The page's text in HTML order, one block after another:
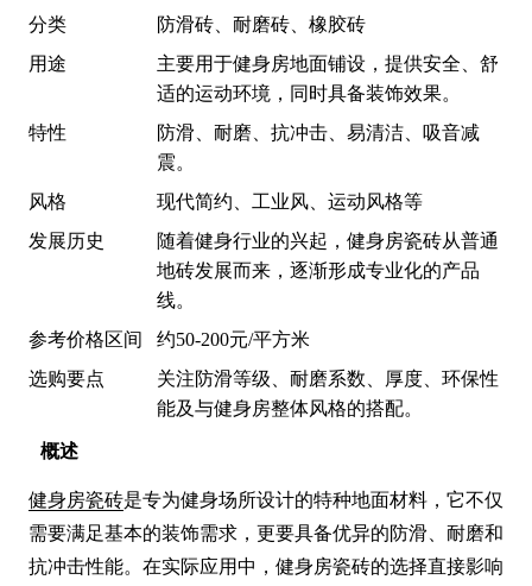
概述
健身房瓷砖是专为健身场所设计的特种地面材料，它不仅
需要满足基本的装饰需求，更要具备优异的防滑、耐磨和
抗冲击性能。在实际应用中，健身房瓷砖的选择直接影响
分类
防滑砖、耐磨砖、橡胶砖
用途
主要用于健身房地面铺设，提供安全、舒
适的运动环境，同时具备装饰效果。
特性
防滑、耐磨、抗冲击、易清洁、吸音减
震。
风格
现代简约、工业风、运动风格等
发展历史
随着健身行业的兴起，健身房瓷砖从普通
地砖发展而来，逐渐形成专业化的产品
线。
参考价格区间
约50-200元/平方米
选购要点
关注防滑等级、耐磨系数、厚度、环保性
能及与健身房整体风格的搭配。